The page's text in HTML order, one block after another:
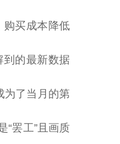
购买成本降低
到的最新数据
为了当月的第
“罢工”且画质